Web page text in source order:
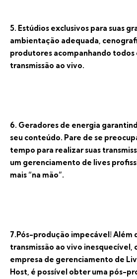
5. Estúdios exclusivos para suas
ambientação adequada,
produtores acompanhando todos
transmissão ao vivo.
6. Geradores de energia
seu conteúdo. Pare de se
tempo para realizar suas
um gerenciamento de lives
mais “na mão”.
7.Pós-produção impecável! Além
transmissão ao vivo inesquecível,
empresa de gerenciamento de
Host, é possível obter uma pós-